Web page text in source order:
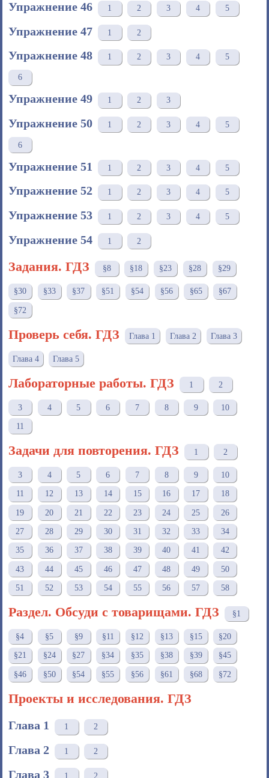
Упражнение 46 1 2 3 4 5
Упражнение 47 1 2
Упражнение 48 1 2 3 4 5
6
Упражнение 49 1 2 3
Упражнение 50 1 2 3 4 5
6
Упражнение 51 1 2 3 4 5
Упражнение 52 1 2 3 4 5
Упражнение 53 1 2 3 4 5
Упражнение 54 1 2
Задания. ГДЗ §8 §18 §23 §28 §29
§30 §33 §37 §51 §54 §56 §65 §67
§72
Проверь себя. ГДЗ Глава 1 Глава 2 Глава 3
Глава 4 Глава 5
Лабораторные работы. ГДЗ 1 2
3 4 5 6 7 8 9 10
11
Задачи для повторения. ГДЗ 1 2
3 4 5 6 7 8 9 10
11 12 13 14 15 16 17 18
19 20 21 22 23 24 25 26
27 28 29 30 31 32 33 34
35 36 37 38 39 40 41 42
43 44 45 46 47 48 49 50
51 52 53 54 55 56 57 58
Раздел. Обсуди с товарищами. ГДЗ §1
§4 §5 §9 §11 §12 §13 §15 §20
§21 §24 §27 §34 §35 §38 §39 §45
§46 §50 §54 §55 §56 §61 §68 §72
Проекты и исследования. ГДЗ
Глава 1 1 2
Глава 2 1 2
Глава 3 1 2